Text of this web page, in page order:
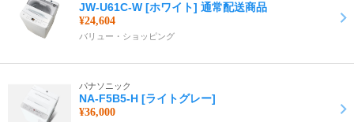
JW-U61C-W [ホワイト] 通常配送商品
¥24,604
バリュー・ショッピング
パナソニック
NA-F5B5-H [ライトグレー]
¥36,000